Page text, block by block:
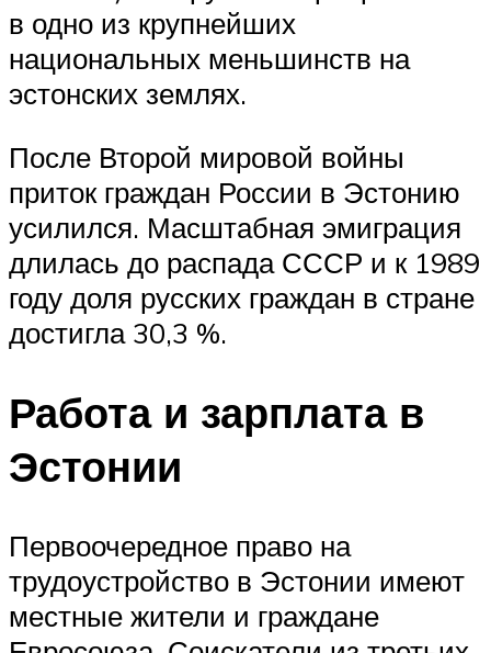
в одно из крупнейших
национальных меньшинств на
эстонских землях.
После Второй мировой войны
приток граждан России в Эстонию
усилился. Масштабная эмиграция
длилась до распада СССР и к 1989
году доля русских граждан в стране
достигла 30,3 %.
Работа и зарплата в
Эстонии
Первоочередное право на
трудоустройство в Эстонии имеют
местные жители и граждане